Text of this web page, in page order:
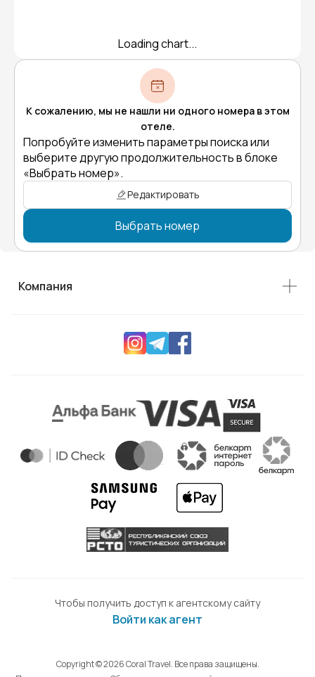
Loading chart...
К сожалению, мы не нашли ни одного номера в этом
отеле.
Попробуйте изменить параметры поиска или
выберите другую продолжительность в блоке
«Выбрать номер».
Редактировать
Выбрать номер
Компания
Чтобы получить доступ к агентскому сайту
Войти как агент
Copyright © 2026 Coral Travel. Все права защищены.